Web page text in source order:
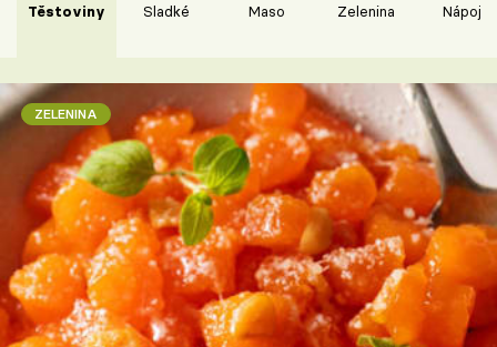
Těstoviny Sladké Maso Zelenina Nápoje
ZELENINA